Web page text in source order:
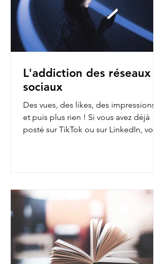
L'addiction des réseaux
sociaux
Des vues, des likes, des impressions…
et puis plus rien ! Si vous avez déjà
posté sur TikTok ou sur LinkedIn, vous